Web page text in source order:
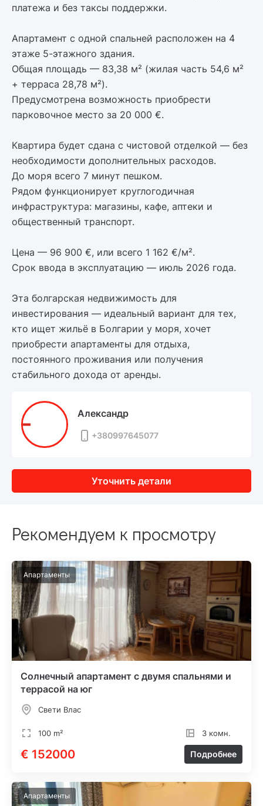
платежа и без таксы поддержки.
Апартамент с одной спальней расположен на 4
этаже 5-этажного здания.
Общая площадь — 83,38 м² (жилая часть 54,6 м²
+ терраса 28,78 м²).
Предусмотрена возможность приобрести
парковочное место за 20 000 €.
Квартира будет сдана с чистовой отделкой — без
необходимости дополнительных расходов.
До моря всего 7 минут пешком.
Рядом функционирует круглогодичная
инфраструктура: магазины, кафе, аптеки и
общественный транспорт.
Цена — 96 900 €, или всего 1 162 €/м².
Срок ввода в эксплуатацию — июль 2026 года.
Эта болгарская недвижимость для
инвестирования — идеальный вариант для тех,
кто ищет жильё в Болгарии у моря, хочет
приобрести апартаменты для отдыха,
постоянного проживания или получения
стабильного дохода от аренды.
Александр
+380997645077
Уточнить детали
Рекомендуем к просмотру
Апартаменты
Солнечный апартамент с двумя спальнями и
террасой на юг
Свети Влас
100 m² 3 комн.
€ 152000 Подробнее
Апартаменты